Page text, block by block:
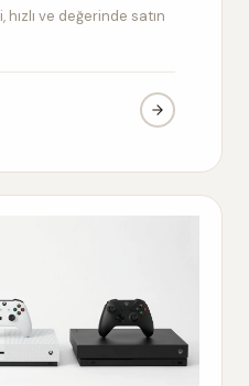
hızlı ve değerinde satın